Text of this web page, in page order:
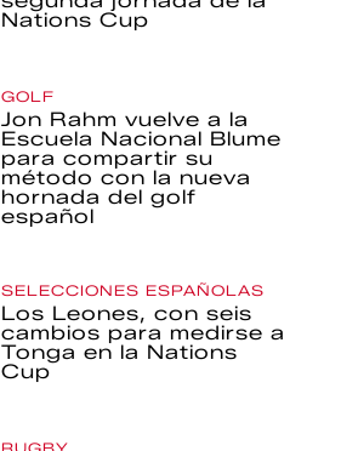
Nations Cup
GOLF
Jon Rahm vuelve a la
Escuela Nacional Blume
para compartir su
método con la nueva
hornada del golf
español
SELECCIONES ESPAÑOLAS
Los Leones, con seis
cambios para medirse a
Tonga en la Nations
Cup